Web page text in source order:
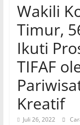
Wakili
Timur,
Ikuti
TIFAF
Kreatif
Juli 26, 2022